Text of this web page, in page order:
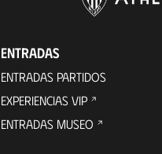
ENTRADAS
ENTRADAS PARTIDOS
EXPERIENCIAS VIP
ENTRADAS MUSEO